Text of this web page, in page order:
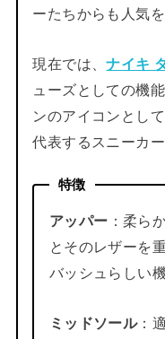
ーたちからも人気
現在では、ナイキ
ューズとしての機
ンのアイコンとし
代表するスニーカ
特徴
アッパー ：柔ら
とそのレザーを
バッシュらしい
ミッドソール：